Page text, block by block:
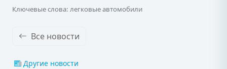
Ключевые слова: легковые автомобили
Все новости
Другие новости